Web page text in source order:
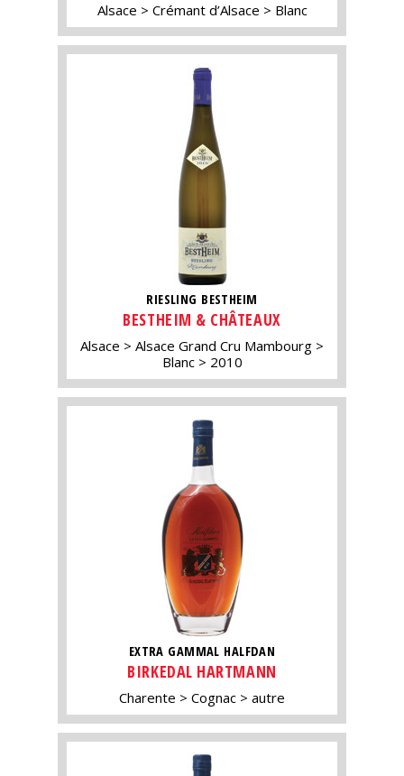
Alsace Crémant d’Alsace Blanc
RIESLING BESTHEIM
BESTHEIM & CHÂTEAUX
Alsace
Alsace Grand Cru Mambourg
Blanc
2010
EXTRA GAMMAL HALFDAN
BIRKEDAL HARTMANN
Charente Cognac autre